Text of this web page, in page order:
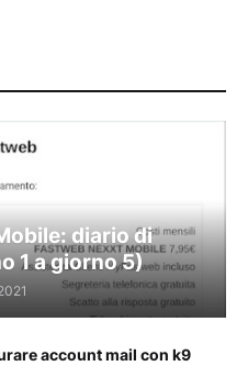
diario di
1 a giorno 5)
account mail con k9